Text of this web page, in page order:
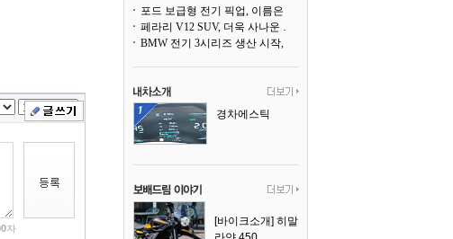
자
어낸다
페라리 V12 SUV, 더욱 사나운 얼굴로 돌아온다
경차에스틱
[바이크소개] 히말